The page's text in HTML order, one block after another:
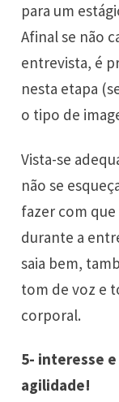
para um
Afinal se não
entrevista, é
nesta etapa
o tipo de
Vista-se
não se
fazer com
durante a
saia bem,
tom de voz e
corporal.
5- interesse
agilidade!